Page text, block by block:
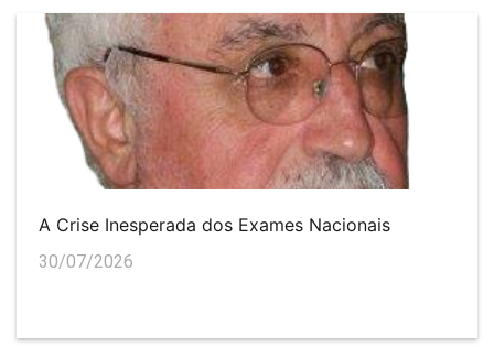
A Crise Inesperada dos Exames Nacionais
30/07/2026